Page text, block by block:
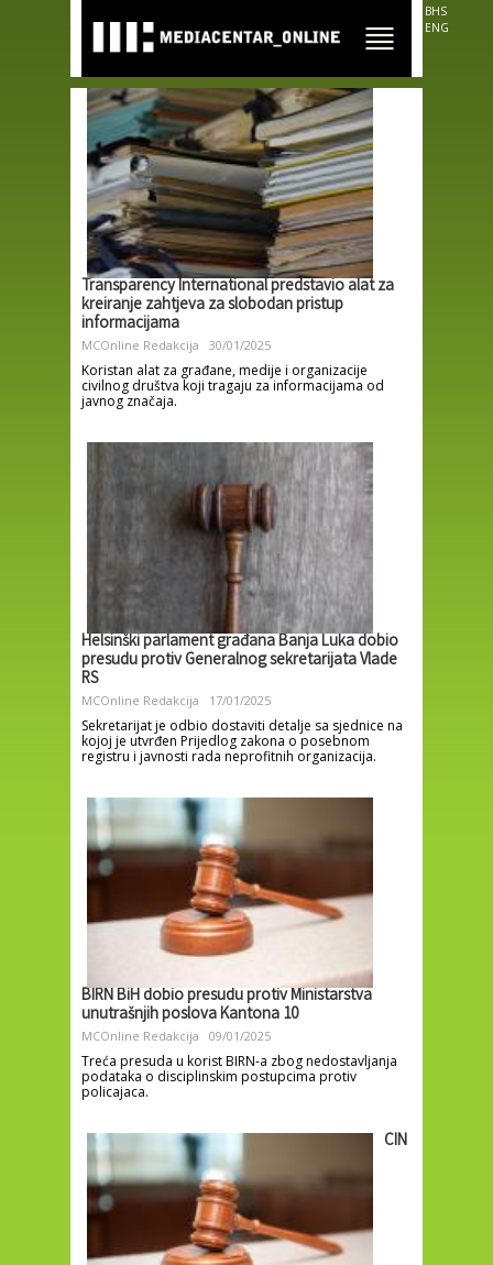
main
content
BHS
ENG
Transparency International predstavio alat za
kreiranje zahtjeva za slobodan pristup
informacijama
MCOnline Redakcija 30/01/2025
Koristan alat za građane, medije i organizacije
civilnog društva koji tragaju za informacijama od
javnog značaja.
Helsinški parlament građana Banja Luka dobio
presudu protiv Generalnog sekretarijata Vlade
RS
MCOnline Redakcija 17/01/2025
Sekretarijat je odbio dostaviti detalje sa sjednice na
kojoj je utvrđen Prijedlog zakona o posebnom
registru i javnosti rada neprofitnih organizacija.
BIRN BiH dobio presudu protiv Ministarstva
unutrašnjih poslova Kantona 10
MCOnline Redakcija 09/01/2025
Treća presuda u korist BIRN-a zbog nedostavljanja
podataka o disciplinskim postupcima protiv
policajaca.
CIN